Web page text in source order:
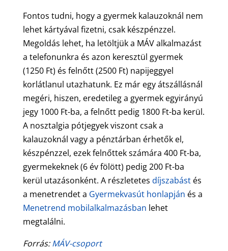
Fontos tudni, hogy a gyermek kalauzoknál nem
lehet kártyával fizetni, csak készpénzzel.
Megoldás lehet, ha letöltjük a MÁV alkalmazást
a telefonunkra és azon keresztül gyermek
(1250 Ft) és felnőtt (2500 Ft) napijeggyel
korlátlanul utazhatunk. Ez már egy átszállásnál
megéri, hiszen, eredetileg a gyermek egyirányú
jegy 1000 Ft-ba, a felnőtt pedig 1800 Ft-ba kerül.
A nosztalgia pótjegyek viszont csak a
kalauzoknál vagy a pénztárban érhetők el,
készpénzzel, ezek felnőttek számára 400 Ft-ba,
gyermekeknek (6 év fölött) pedig 200 Ft-ba
kerül utazásonként. A részletetes díjszabástés
a menetrendet a Gyermekvasút honlapján és a
Menetrend mobilalkalmazásban lehet
megtalálni.
Forrás:MÁV-csoport